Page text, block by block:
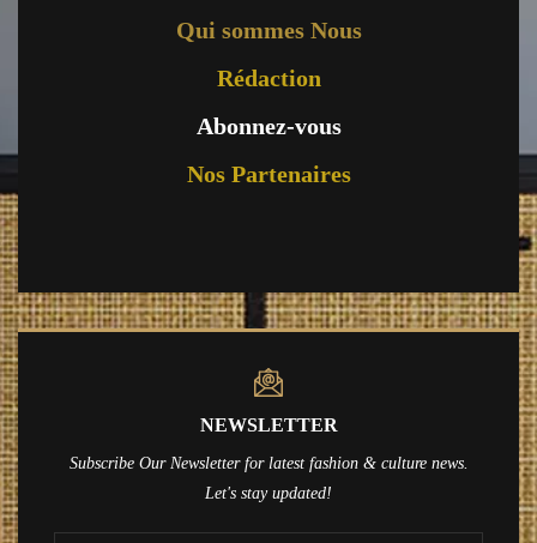
Qui sommes Nous
Rédaction
Abonnez-vous
Nos Partenaires
NEWSLETTER
Subscribe Our Newsletter for latest fashion & culture news.
Let's stay updated!